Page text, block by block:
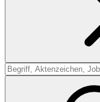
Suche